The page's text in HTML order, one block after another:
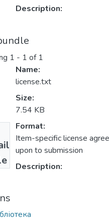
Description:
1 - 1 of 1
Name:
license.txt
Size:
7.54 KB
Format:
Item-specific license
upon to submission
Description: